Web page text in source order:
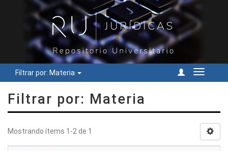
Filtrar por: Materia
Cambiar
Filtrar por: Materia
Mostrando ítems 1-2 de 1